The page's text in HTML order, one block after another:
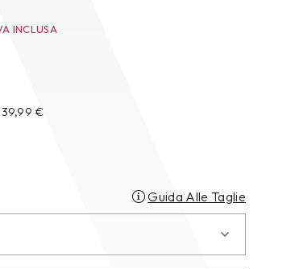
INCLUSA
39,99€
Guida Alle Taglie